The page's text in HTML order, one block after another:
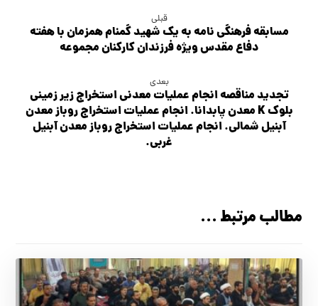
قبلی
مسابقه فرهنگي نامه به يك شهيد گمنام همزمان با هفته
دفاع مقدس ويژه فرزندان كاركنان مجموعه
بعدی
تجدید مناقصه انجام عمليات معدني استخراج زير زميني
بلوك K معدن پابدانا. انجام عمليات استخراج روباز معدن
آبنیل شمالی. انجام عمليات استخراج روباز معدن آبنیل
غربی.
مطالب مرتبط ...